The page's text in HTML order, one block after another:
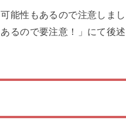
能性もあるので注意しまし
るので要注意！」にて後述